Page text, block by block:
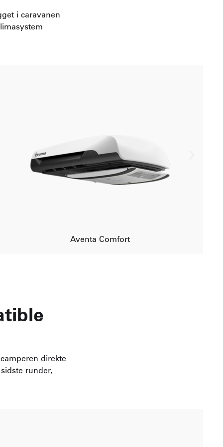
i caravanen
Aventa Comfort
direkte
runder,